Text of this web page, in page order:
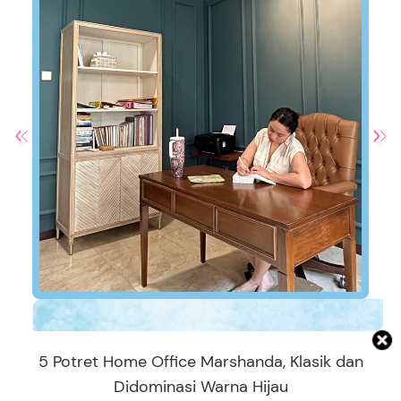
5 Potret Home Office Marshanda, Klasik dan
Didominasi Warna Hijau